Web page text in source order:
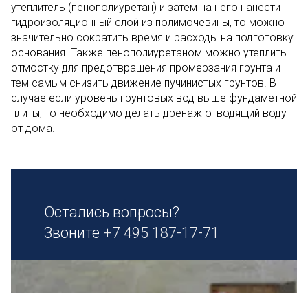
утеплитель (пенополиуретан) и затем на него нанести
гидроизоляционный слой из полимочевины, то можно
значительно сократить время и расходы на подготовку
основания. Также пенополиуретаном можно утеплить
отмостку для предотвращения промерзания грунта и
тем самым снизить движение пучинистых грунтов. В
случае если уровень грунтовых вод выше фундаметной
плиты, то необходимо делать дренаж отводящий воду
от дома.
Остались вопросы?
Звоните +7 495 187-17-71